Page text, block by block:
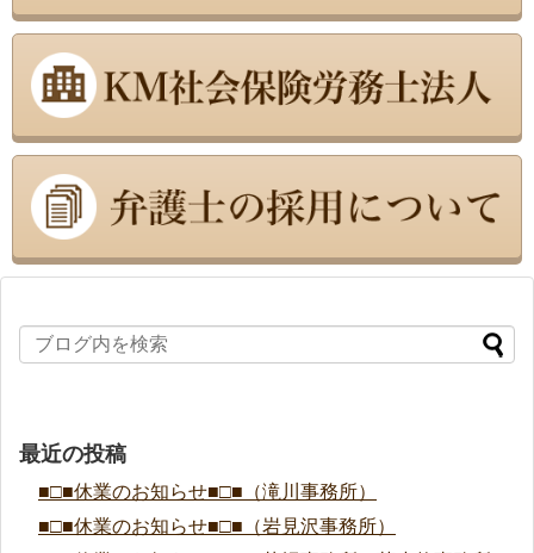
最近の投稿
■□■休業のお知らせ■□■（滝川事務所）
■□■休業のお知らせ■□■（岩見沢事務所）